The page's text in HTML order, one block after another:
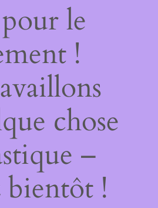
le
!
chose
–
bientôt !